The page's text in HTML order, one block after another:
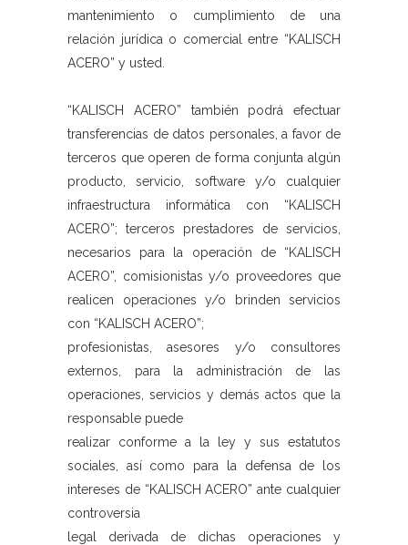
mantenimiento o cumplimiento de una
relación jurídica o comercial entre “KALISCH
ACERO” y usted.
“KALISCH ACERO” también podrá efectuar
transferencias de datos personales, a favor de
terceros que operen de forma conjunta algún
producto, servicio, software y/o cualquier
infraestructura informática con “KALISCH
ACERO”; terceros prestadores de servicios,
necesarios para la operación de “KALISCH
ACERO”, comisionistas y/o proveedores que
realicen operaciones y/o brinden servicios
con “KALISCH ACERO”;
profesionistas, asesores y/o consultores
externos, para la administración de las
operaciones, servicios y demás actos que la
responsable puede
realizar conforme a la ley y sus estatutos
sociales, así como para la defensa de los
intereses de “KALISCH ACERO” ante cualquier
controversia
legal derivada de dichas operaciones y